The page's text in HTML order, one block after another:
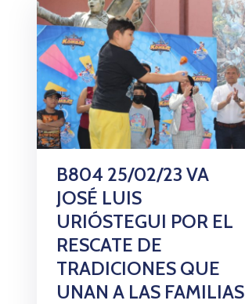
B804 25/02/23 VA
JOSÉ LUIS
URIÓSTEGUI POR EL
RESCATE DE
TRADICIONES QUE
UNAN A LAS FAMILIAS